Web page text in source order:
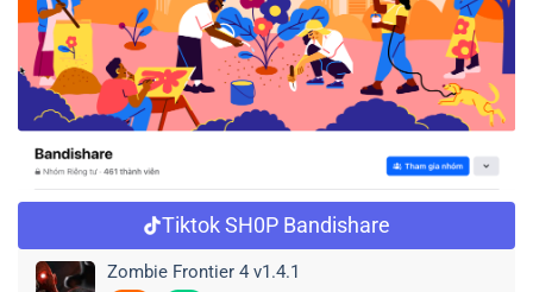
Tiktok SH0P Bandishare
Zombie Frontier 4 v1.4.1